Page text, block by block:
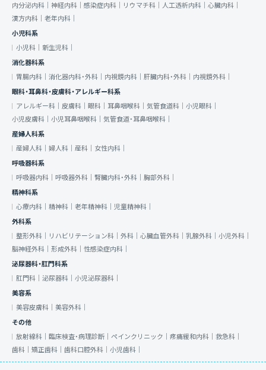
内分泌内科｜ 神経内科｜ 感染症内科｜ リウマチ科｜ 人工透析内科｜ 心臓内科｜
漢方内科｜ 老年内科｜
小児科系
小児科｜ 新生児科｜
消化器科系
胃腸内科｜ 消化器内科・外科｜ 内視鏡内科｜ 肝臓内科・外科｜ 内視鏡外科｜
眼科・耳鼻科・皮膚科・アレルギー科系
アレルギー科｜ 皮膚科｜ 眼科｜ 耳鼻咽喉科｜ 気管食道科｜ 小児眼科｜
小児皮膚科｜ 小児耳鼻咽喉科｜ 気管食道・耳鼻咽喉科｜
産婦人科系
産婦人科｜ 婦人科｜ 産科｜ 女性内科｜
呼吸器科系
呼吸器内科｜ 呼吸器外科｜ 腎臓内科・外科｜ 胸部外科｜
精神科系
心療内科｜ 精神科｜ 老年精神科｜ 児童精神科｜
外科系
整形外科｜
リハビリテーション科｜ 外科｜ 心臓血管外科｜ 乳腺外科｜ 小児外科｜
脳神経外科｜ 形成外科｜ 性感染症内科｜
泌尿器科・肛門科系
肛門科｜ 泌尿器科｜ 小児泌尿器科｜
美容系
美容皮膚科｜ 美容外科｜
その他
放射線科｜ 臨床検査・病理診断｜ ペインクリニック｜ 疼痛緩和内科｜ 救急科｜
歯科｜ 矯正歯科｜ 歯科口腔外科｜ 小児歯科｜